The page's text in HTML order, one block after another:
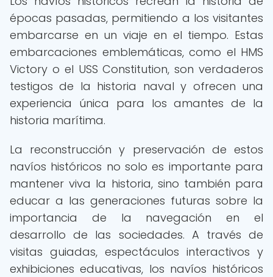
épocas pasadas, permitiendo a los visitantes
embarcarse en un viaje en el tiempo. Estas
embarcaciones emblemáticas, como el HMS
Victory o el USS Constitution, son verdaderos
testigos de la historia naval y ofrecen una
experiencia única para los amantes de la
historia marítima.
La reconstrucción y preservación de estos
navíos históricos no solo es importante para
mantener viva la historia, sino también para
educar a las generaciones futuras sobre la
importancia de la navegación en el
desarrollo de las sociedades. A través de
visitas guiadas, espectáculos interactivos y
exhibiciones educativas, los navíos históricos